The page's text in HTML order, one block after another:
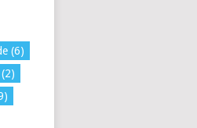
(6)
(2)